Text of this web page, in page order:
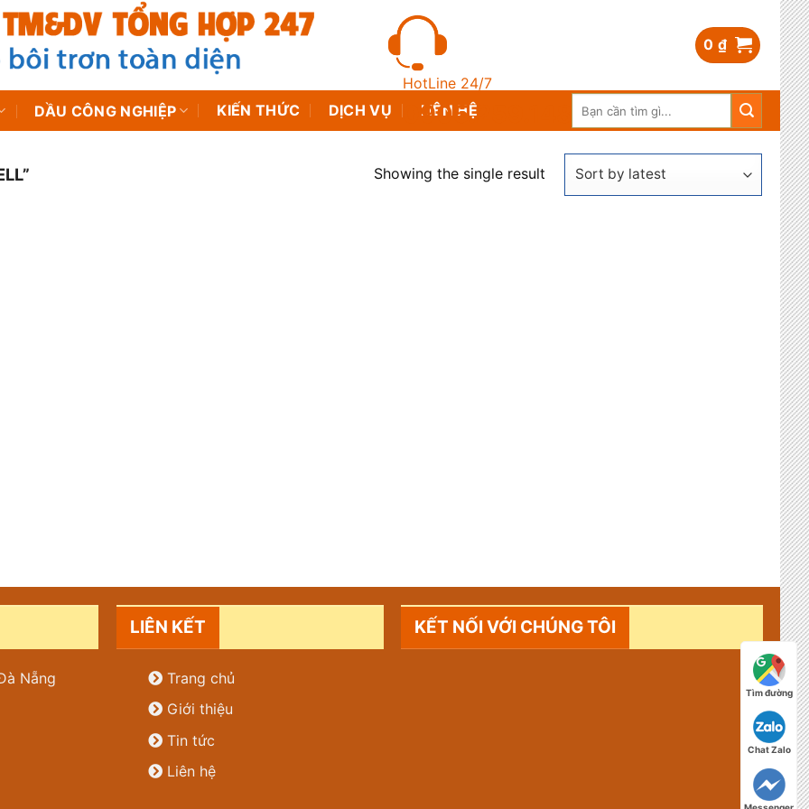
HotLine 24/7
0905.259.148
0 ₫
DẦU CÔNG NGHIỆP KIẾN THỨC DỊCH VỤ LIÊN HỆ
for:
Showing the single result
Nẵng
LIÊN KẾT
Trang chủ
Giới thiệu
Tin tức
Liên hệ
KẾT NỐI VỚI CHÚNG TÔI
Tìm đường
Chat Zalo